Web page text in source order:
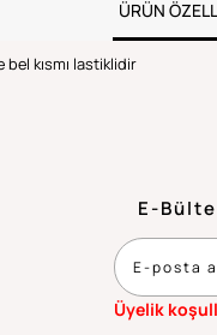
ÜRÜN
bel kısmı lastiklidir
E-
Üyelik